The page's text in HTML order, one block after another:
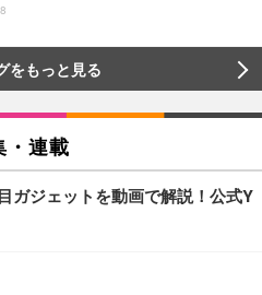
をもっと見る
・連載
ガジェットを動画で解説！公式Y